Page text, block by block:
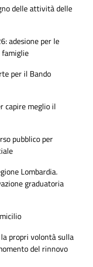
delle attività delle
adesione per le
famiglie
per il Bando
capire meglio il
pubblico per
Lombardia.
graduatoria
propri volontà sulla
del rinnovo